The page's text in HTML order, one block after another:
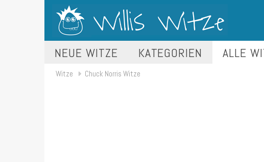
NEUE WITZE KATEGORIEN ALLE
Witze Chuck Norris Witze